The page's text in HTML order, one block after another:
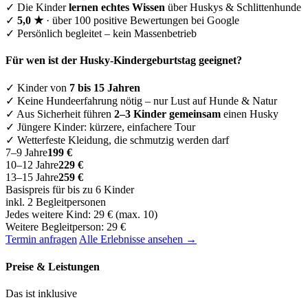
✓ Die Kinderlernen echtes Wissen über Huskys & Schlittenhunde
✓ 5,0 ★· über 100 positive Bewertungen bei Google
✓ Persönlich begleitet – kein Massenbetrieb
Für wen ist der Husky-Kindergeburtstag geeignet?
✓ Kinder von 7 bis 15 Jahren
✓ Keine Hundeerfahrung nötig – nur Lust auf Hunde & Natur
✓ Aus Sicherheit führen 2–3 Kinder gemeinsam einen Husky
✓ Jüngere Kinder: kürzere, einfachere Tour
✓ Wetterfeste Kleidung, die schmutzig werden darf
7–9 Jahre199 €
10–12 Jahre229 €
13–15 Jahre259 €
Basispreis für bis zu 6 Kinder
inkl. 2 Begleitpersonen
Jedes weitere Kind: 29 € (max. 10)
Weitere Begleitperson: 29 €
Termin anfragenAlle Erlebnisse ansehen →
Preise & Leistungen
Das ist inklusive